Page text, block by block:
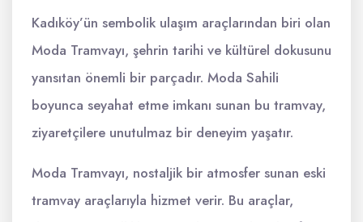
Kadıköy’ün sembolik ulaşım araçlarından biri olan
Moda Tramvayı, şehrin tarihi ve kültürel dokusunu
yansıtan önemli bir parçadır. Moda Sahili
boyunca seyahat etme imkanı sunan bu tramvay,
ziyaretçilere unutulmaz bir deneyim yaşatır.
Moda Tramvayı, nostaljik bir atmosfer sunan eski
tramvay araçlarıyla hizmet verir. Bu araçlar,